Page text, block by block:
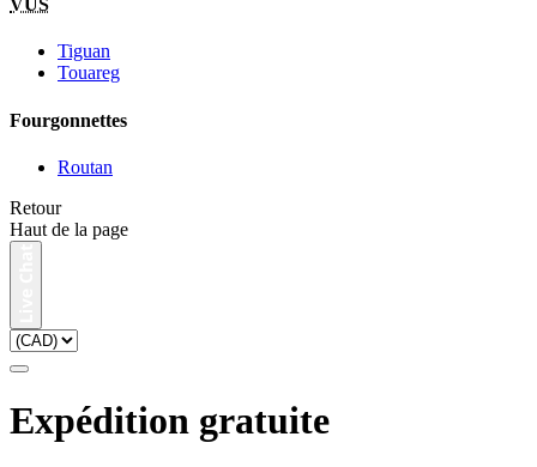
VUS
Tiguan
Touareg
Fourgonnettes
Routan
Retour
Haut de la page
Expédition gratuite